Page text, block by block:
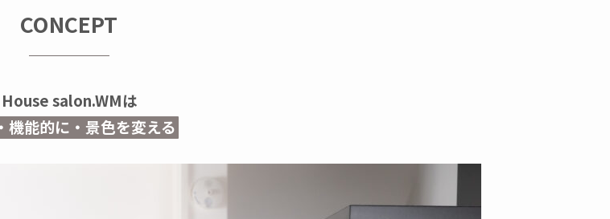
CONCEPT
House salon.WMは
機能的に・景色を変える